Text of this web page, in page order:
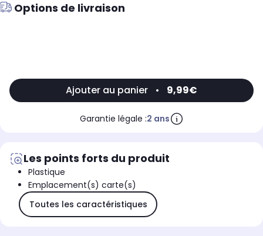
Options de livraison
Ajouter au panier • 9,99€
Garantie légale :2 ans
Les points forts du produit
Plastique
Emplacement(s) carte(s)
Toutes les caractéristiques